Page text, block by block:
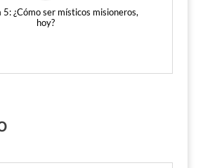
5: ¿Cómo ser místicos misioneros,
hoy?